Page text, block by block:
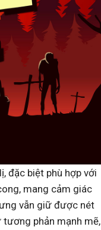
đặc biệt phù hợp với
mang cảm giác
vẫn giữ được nét
phản mạnh mẽ,